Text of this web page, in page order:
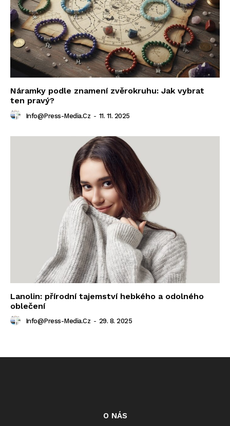
Náramky podle znamení zvěrokruhu: Jak vybrat
ten pravý?
Info@press-Media.cz - 11. 11. 2025
Lanolin: přírodní tajemství hebkého a odolného
oblečení
Info@press-Media.cz - 29. 8. 2025
O NÁS